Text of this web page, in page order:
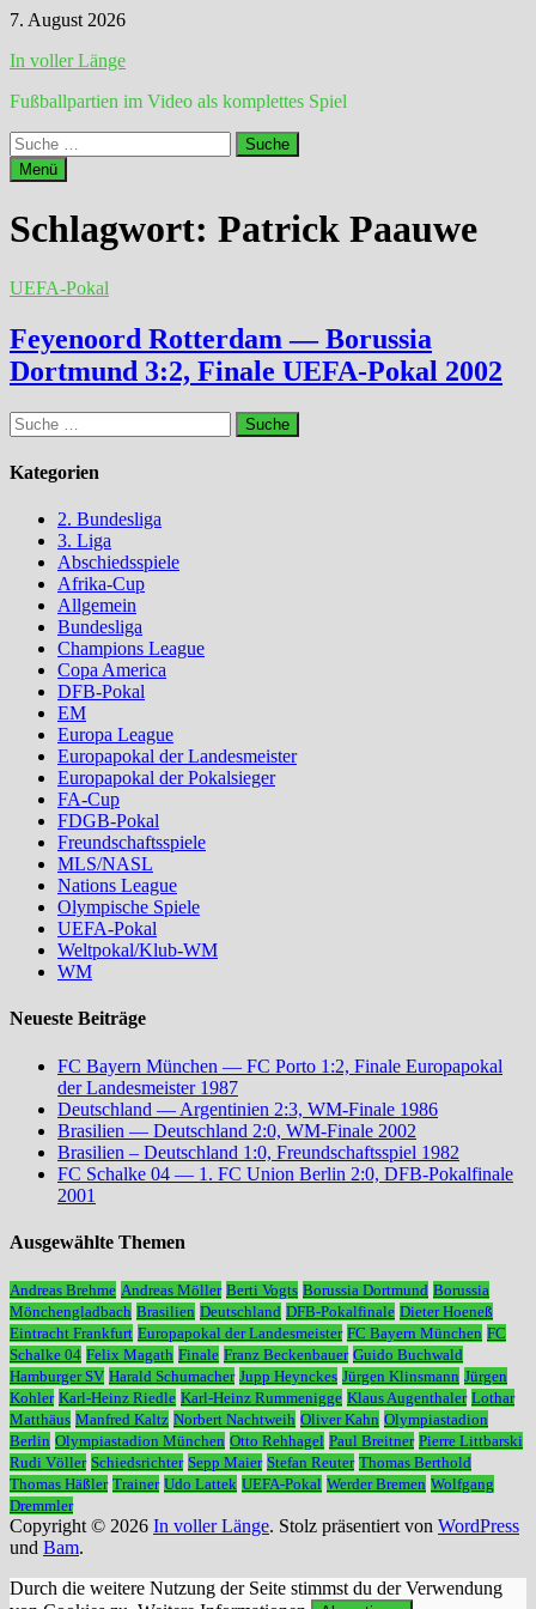
Zum
springen
7. August 2026
In voller Länge
Fußballpartien im Video als komplettes Spiel
Suche
nach:
Menü
Schlagwort: Patrick Paauwe
UEFA-Pokal
Feyenoord Rotterdam — Borussia
Dortmund 3:2, Finale UEFA-Pokal 2002
Suche
nach:
Kategorien
2. Bundesliga
3. Liga
Abschiedsspiele
Afrika-Cup
Allgemein
Bundesliga
Champions League
Copa America
DFB-Pokal
EM
Europa League
Europapokal der Landesmeister
Europapokal der Pokalsieger
FA-Cup
FDGB-Pokal
Freundschaftsspiele
MLS/NASL
Nations League
Olympische Spiele
UEFA-Pokal
Weltpokal/Klub-WM
WM
Neueste Beiträge
FC Bayern München — FC Porto 1:2, Finale Europapokal
der Landesmeister 1987
Deutschland — Argentinien 2:3, WM-Finale 1986
Brasilien — Deutschland 2:0, WM-Finale 2002
Brasilien – Deutschland 1:0, Freundschaftsspiel 1982
FC Schalke 04 — 1. FC Union Berlin 2:0, DFB-Pokalfinale
2001
Ausgewählte Themen
Andreas Brehme Andreas Möller Berti Vogts Borussia Dortmund Borussia
Mönchengladbach Brasilien Deutschland DFB-Pokalfinale Dieter Hoeneß
Eintracht Frankfurt Europapokal der Landesmeister FC Bayern München FC
Schalke 04 Felix Magath Finale Franz Beckenbauer Guido Buchwald
Hamburger SV Harald Schumacher Jupp Heynckes Jürgen Klinsmann Jürgen
Kohler Karl-Heinz Riedle Karl-Heinz Rummenigge Klaus Augenthaler Lothar
Matthäus Manfred Kaltz Norbert Nachtweih Oliver Kahn Olympiastadion
Berlin Olympiastadion München Otto Rehhagel Paul Breitner Pierre Littbarski
Rudi Völler Schiedsrichter Sepp Maier Stefan Reuter Thomas Berthold
Thomas Häßler Trainer Udo Lattek UEFA-Pokal Werder Bremen Wolfgang
Dremmler
Copyright © 2026 In voller Länge. Stolz präsentiert von WordPress
und Bam.
Durch die weitere Nutzung der Seite stimmst du der Verwendung